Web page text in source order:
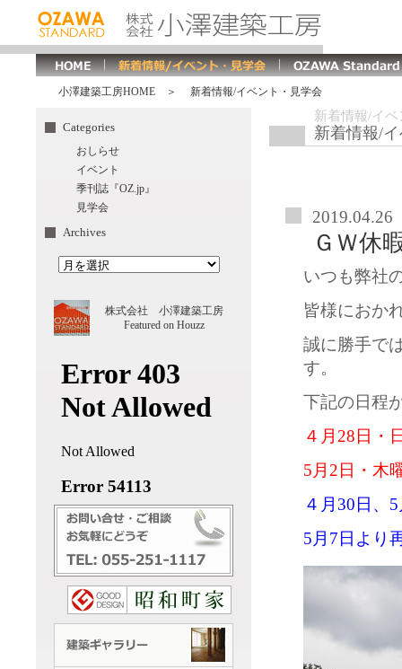
小澤建築工房HOME ＞ 新着情報/イベント・見学会
Categories
おしらせ
イベント
季刊誌『OZ.jp』
見学会
Archives
株式会社 小澤建築工房
Featured on Houzz
新着情報/イ
新着情報/
2019.04.26
ＧＷ休
いつも弊社
皆様におか
誠に勝手で
す。
下記の日程
４月28日・
5月2日・木
４月30日、
5月7日より